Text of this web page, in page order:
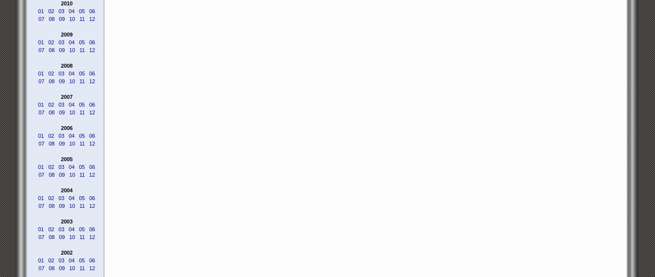
2010
01
02 03 04 05
06
07
08 09 10 11 12
2009
01
02 03 04 05
06
07
08 09 10 11 12
2008
01
02 03 04 05
06
07
08 09 10 11 12
2007
01
02 03 04 05
06
07
08 09 10 11 12
2006
01
02 03 04 05
06
07
08 09 10 11 12
2005
01
02 03 04 05
06
07
08 09 10 11 12
2004
01
02 03 04 05
06
07
08 09 10 11 12
2003
01
02 03 04 05
06
07
08 09 10 11 12
2002
01
02 03 04 05
06
07
08 09 10 11 12